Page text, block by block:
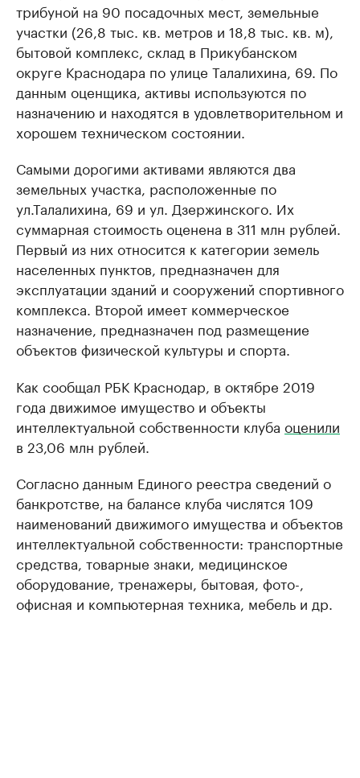
трибуной на 90 посадочных мест, земельные
участки (26,8 тыс. кв. метров и 18,8 тыс. кв. м),
бытовой комплекс, склад в Прикубанском
округе Краснодара по улице Талалихина, 69. По
данным оценщика, активы используются по
назначению и находятся в удовлетворительном и
хорошем техническом состоянии.
Самыми дорогими активами являются два
земельных участка, расположенные по
ул.Талалихина, 69 и ул. Дзержинского. Их
суммарная стоимость оценена в 311 млн рублей.
Первый из них относится к категории земель
населенных пунктов, предназначен для
эксплуатации зданий и сооружений спортивного
комплекса. Второй имеет коммерческое
назначение, предназначен под размещение
объектов физической культуры и спорта.
Как сообщал РБК Краснодар, в октябре 2019
года движимое имущество и объекты
интеллектуальной собственности клуба оценили
в 23,06 млн рублей.
Согласно данным Единого реестра сведений о
банкротстве, на балансе клуба числятся 109
наименований движимого имущества и объектов
интеллектуальной собственности: транспортные
средства, товарные знаки, медицинское
оборудование, тренажеры, бытовая, фото-,
офисная и компьютерная техника, мебель и др.